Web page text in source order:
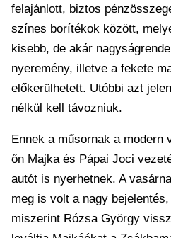
felajánlott, biztos
színes borítékok között,
kisebb, de akár
nyeremény, illetve a fekete
előkerülhetett. Utóbbi azt
nélkül kell távozniuk.
Ennek a műsornak a modern
őn Majka és Pápai Joci
autót is nyerhetnek. A
meg is volt a nagy
miszerint Rózsa György